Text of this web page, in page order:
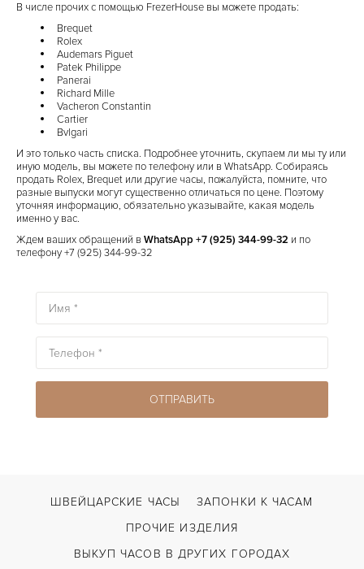
В числе прочих с помощью FrezerHouse вы можете продать:
Brequet
Rolex
Audemars Piguet
Patek Philippe
Panerai
Richard Mille
Vacheron Constantin
Cartier
Bvlgari
И это только часть списка. Подробнее уточнить, скупаем ли мы ту или
иную модель, вы можете по телефону или в WhatsApp. Собираясь
продать Rolex, Brequet или другие часы, пожалуйста, помните, что
разные выпуски могут существенно отличаться по цене. Поэтому
уточняя информацию, обязательно указывайте, какая модель
именно у вас.
Ждем ваших обращений в WhatsApp +7 (925) 344-99-32 и по
телефону+7 (925) 344-99-32
ШВЕЙЦАРСКИЕ ЧАСЫ
ЗАПОНКИ К ЧАСАМ
ПРОЧИЕ ИЗДЕЛИЯ
ВЫКУП ЧАСОВ В ДРУГИХ ГОРОДАХ